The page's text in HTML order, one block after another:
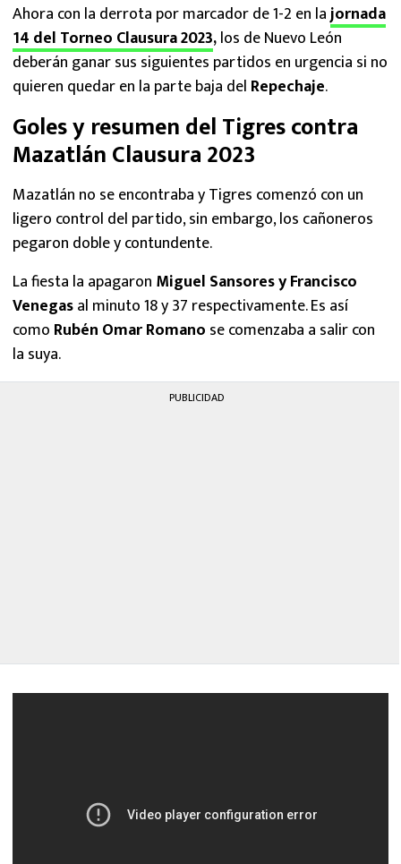
Ahora con la derrota por marcador de 1-2 en lajornada
14 del Torneo Clausura 2023,los de Nuevo León
deberán ganar sus siguientes partidos en urgencia si no
quieren quedar en la parte baja del Repechaje.
Goles y resumen del Tigres contra
Mazatlán Clausura 2023
Mazatlán no se encontraba y Tigres comenzó con un
ligero control del partido, sin embargo, los cañoneros
pegaron doble y contundente.
La fiesta la apagaron Miguel Sansores y Francisco
Venegasal minuto 18 y 37 respectivamente. Es así
como Rubén Omar Romano se comenzaba a salir con
la suya.
PUBLICIDAD